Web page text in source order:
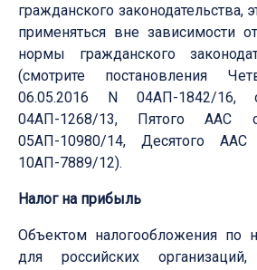
гражданского законодательства,
применяться вне зависимости
нормы гражданского
(смотрите постановления
06.05.2016 N 04АП-1842/16,
04АП-1268/13, Пятого ААС
05АП-10980/14, Десятого
10АП-7889/12).
Налог на прибыль
Объектом налогообложения по
для российских